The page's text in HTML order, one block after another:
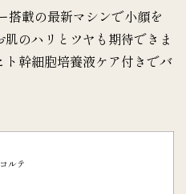
搭載の最新マシンで小顔を
のハリとツヤも期待できま
幹細胞培養液ケア付きでバ
ルテ